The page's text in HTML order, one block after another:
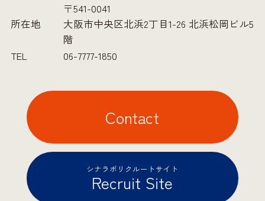
所在地
〒541-0041
大阪市中央区北浜2丁目1-26 北浜松岡ビル5
階
TEL
06-7777-1850
Contact
シナラボリクルートサイト
Recruit Site